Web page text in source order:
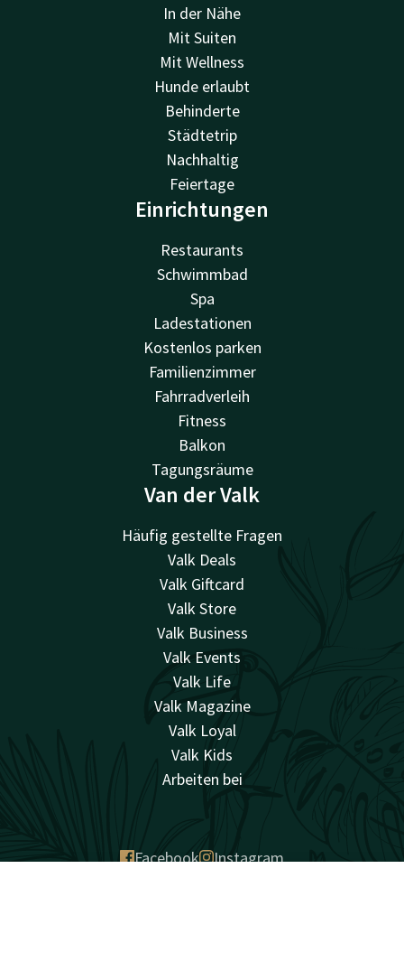
In der Nähe
Mit Suiten
Mit Wellness
Hunde erlaubt
Behinderte
Städtetrip
Nachhaltig
Feiertage
Einrichtungen
Restaurants
Schwimmbad
Spa
Ladestationen
Kostenlos parken
Familienzimmer
Fahrradverleih
Fitness
Balkon
Tagungsräume
Van der Valk
Häufig gestellte Fragen
Valk Deals
Valk Giftcard
Valk Store
Valk Business
Valk Events
Valk Life
Valk Magazine
Valk Loyal
Valk Kids
Arbeiten bei
Facebook Instagram